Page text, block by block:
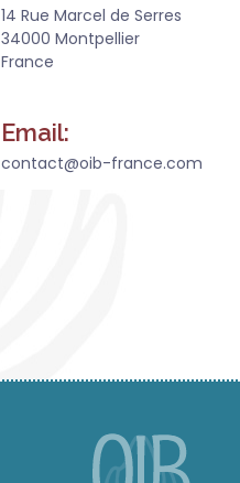
14 Rue Marcel de Serres
34000 Montpellier
France
Email:
contact@oib-france.com